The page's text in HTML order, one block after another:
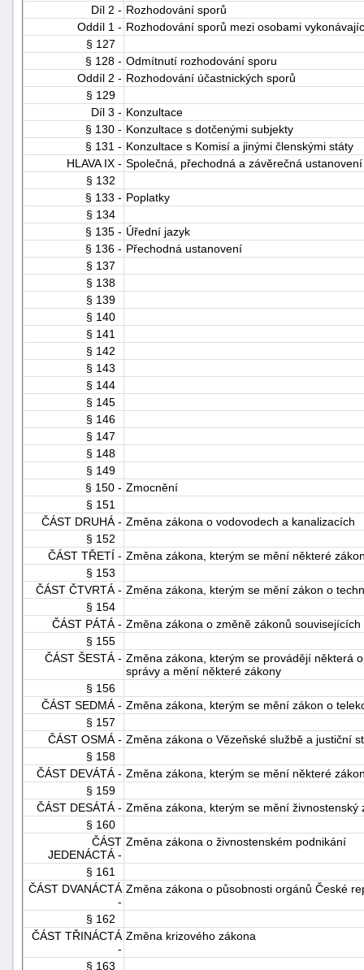
Díl 2 - Rozhodování sporů
Oddíl 1 - Rozhodování sporů mezi osobami
§ 127
§ 128 - Odmítnutí rozhodování sporu
Oddíl 2 - Rozhodování účastnických sporů
§ 129
Díl 3 - Konzultace
§ 130 - Konzultace s dotčenými subjekty
§ 131 - Konzultace s Komisí a jinými členskými státy
HLAVA IX - Společná, přechodná a závěrečná ustanovení
§ 132
§ 133 - Poplatky
§ 134
§ 135 - Úřední jazyk
§ 136 - Přechodná ustanovení
§ 137
§ 138
§ 139
§ 140
§ 141
§ 142
§ 143
§ 144
§ 145
§ 146
§ 147
§ 148
§ 149
§ 150 - Zmocnění
§ 151
ČÁST DRUHÁ - Změna zákona o vodovodech a kanalizacích
§ 152
ČÁST TŘETÍ - Změna zákona, kterým se mění některé
§ 153
ČÁST ČTVRTÁ - Změna zákona, kterým se mění zákon o
§ 154
ČÁST PÁTÁ - Změna zákona o změně zákonů
§ 155
ČÁST ŠESTÁ - Změna zákona, kterým se provádějí některá
správy a mění některé zákony
§ 156
ČÁST SEDMÁ - Změna zákona, kterým se mění zákon o
§ 157
ČÁST OSMÁ - Změna zákona o Vězeňské službě a justiční
§ 158
ČÁST DEVÁTÁ - Změna zákona, kterým se mění některé
§ 159
ČÁST DESÁTÁ - Změna zákona, kterým se mění živnostenský
§ 160
ČÁST
JEDENÁCTÁ -
Změna zákona o živnostenském podnikání
§ 161
ČÁST DVANÁCTÁ
-
Změna zákona o působnosti orgánů České
§ 162
ČÁST TŘINÁCTÁ
-
Změna krizového zákona
§ 163